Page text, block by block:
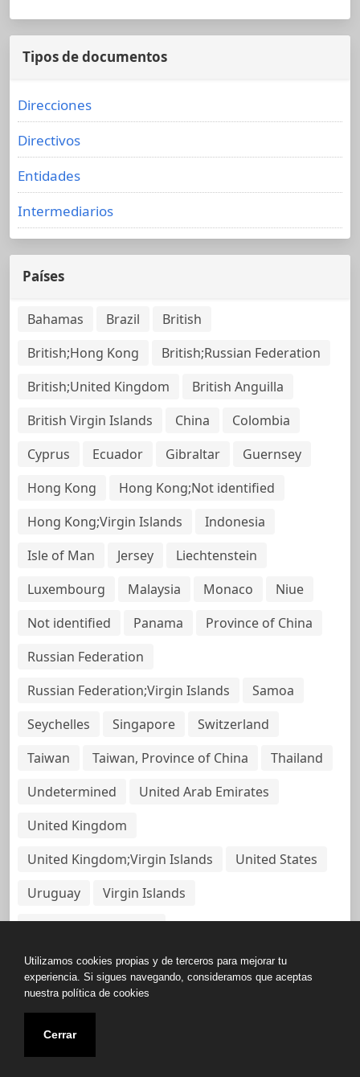
Tipos de documentos
Direcciones
Directivos
Entidades
Intermediarios
Países
Bahamas Brazil
British
British;Hong Kong
British;Russian Federation
British;United Kingdom
British Anguilla
British Virgin Islands
China
Colombia
Cyprus
Ecuador Gibraltar
Guernsey
Hong Kong
Hong Kong;Not identified
Hong Kong;Virgin Islands
Indonesia
Isle of Man
Jersey
Liechtenstein
Luxembourg
Malaysia Monaco
Niue
Not identified
Panama
Province of China
Russian Federation
Russian Federation;Virgin Islands
Samoa
Seychelles
Singapore
Switzerland
Taiwan
Taiwan, Province of China
Thailand
Undetermined
United Arab Emirates
United Kingdom
United Kingdom;Virgin Islands
United States
Uruguay
Virgin Islands
Virgin Islands, British
Copyright © All rights reserved.
Base de Datos de Papeles Del Panamá
Utilizamos cookies propias y de terceros para mejorar tu
experiencia. Si sigues navegando, consideramos que aceptas
nuestra política de cookies
Cerrar